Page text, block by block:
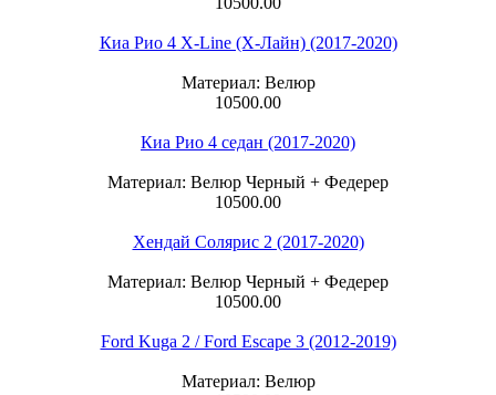
Киа Рио 4 X-Line (Х-Лайн) (2017-2020)
Материал: Велюр
10500.00
Киа Рио 4 седан (2017-2020)
Материал: Велюр Черный + Федерер
10500.00
Хендай Солярис 2 (2017-2020)
Материал: Велюр Черный + Федерер
10500.00
Ford Kuga 2 / Ford Escape 3 (2012-2019)
Материал: Велюр